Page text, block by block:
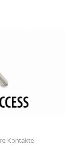
Kontakte